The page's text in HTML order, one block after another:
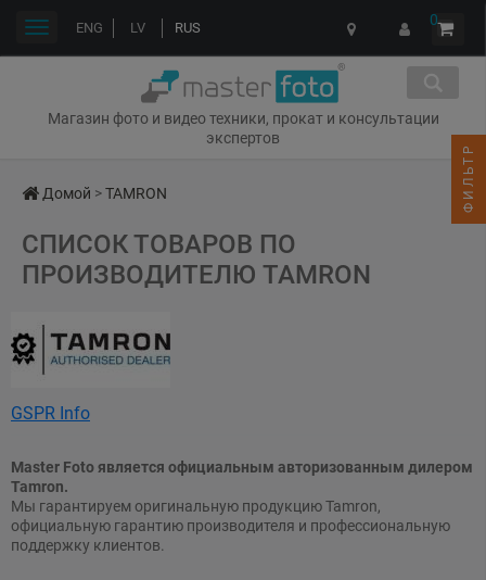
ENG LV RUS 0
Магазин фото и видео техники, прокат и консультации
экспертов
Переключить
Домой >TAMRON
СПИСОК ТОВАРОВ ПО
ПРОИЗВОДИТЕЛЮ TAMRON
GSPR Info
Robert-Bosch-Str. 9 50769 Köln, Germany
www.tamron.eu/
Tamron GmbH
Robert-Bosch-Str. 9, 50769 Köln, Germany
Master Foto является официальным авторизованным дилером
Tamron.
Мы гарантируем оригинальную продукцию Tamron,
официальную гарантию производителя и профессиональную
поддержку клиентов.
ФИЛЬТР